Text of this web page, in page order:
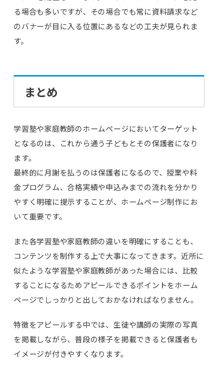
る場合も多いですが、その場合でも常に資料請求など
のバナーが目に入る位置にあるなどの工夫が見られま
す。
まとめ
学習塾や家庭教師のホームページにおいてターゲット
となるのは、これから通う子どもとその保護者になり
ます。
最終的に月謝を払うのは保護者になるので、授業や料
金プログラム、合格実績や申込みまでの流れを分かり
やすく明確に提示することが、ホームページ制作にお
いて重要です。
また各学習塾や家庭教師の違いを明確にすることも、
コンテンツを制作する上で大事になってきます。近所に
似たような学習塾や家庭教師があった場合には、比較
することになるためアピールできるポイントをホーム
ページでしっかりと出しておかなければなりません。
特徴をアピールする中では、生徒や講師の実際の写真
を掲載しながら、普段の様子を掲載できると保護者も
イメージが付きやすくなります。